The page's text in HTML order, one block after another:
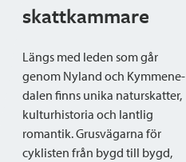
skattkammare
Längs med leden som går
genom Nyland och Kymmene-
dalen finns unika naturskatter,
kulturhistoria och lantlig
romantik. Grusvägarna för
cyklisten från bygd till bygd,